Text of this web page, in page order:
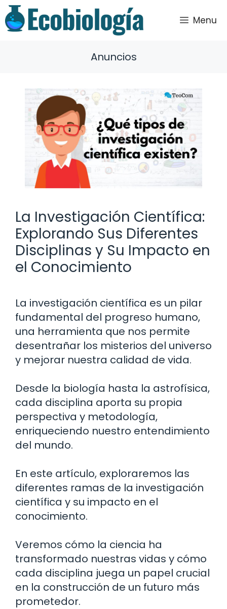
Saltar
al
contenido
Menu
Anuncios
La Investigación Científica:
Explorando Sus Diferentes
Disciplinas y Su Impacto en
el Conocimiento
La investigación científica es un pilar
fundamental del progreso humano,
una herramienta que nos permite
desentrañar los misterios del universo
y mejorar nuestra calidad de vida.
Desde la biología hasta la astrofísica,
cada disciplina aporta su propia
perspectiva y metodología,
enriqueciendo nuestro entendimiento
del mundo.
En este artículo, exploraremos las
diferentes ramas de la investigación
científica y su impacto en el
conocimiento.
Veremos cómo la ciencia ha
transformado nuestras vidas y cómo
cada disciplina juega un papel crucial
en la construcción de un futuro más
prometedor.